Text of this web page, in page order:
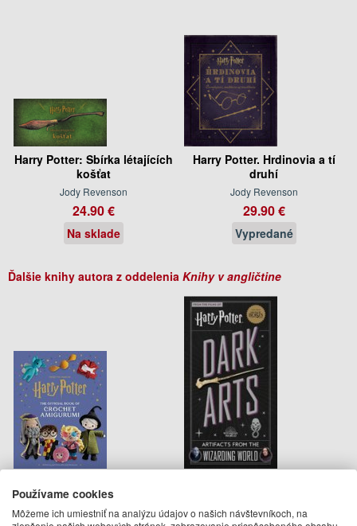
Harry Potter: Sbírka létajících
košťat
Jody Revenson
24.90 €
Na sklade
Harry Potter. Hrdinovia a tí
druhí
Jody Revenson
29.90 €
Vypredané
Ďalšie knihy autora z oddelenia Knihy v angličtine
Crochet Amigurumi
Jody Revenson, Juli Anne Jody Revenson
Používame cookies
Môžeme ich umiestniť na analýzu údajov o našich návštevníkoch, na